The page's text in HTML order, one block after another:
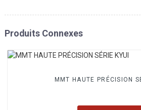
Produits Connexes
MMT HAUTE PRÉCISION